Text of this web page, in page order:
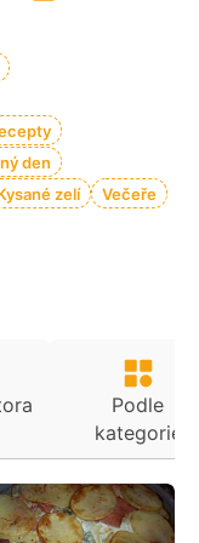
den
zelí
Večeře
Podle
kategorie